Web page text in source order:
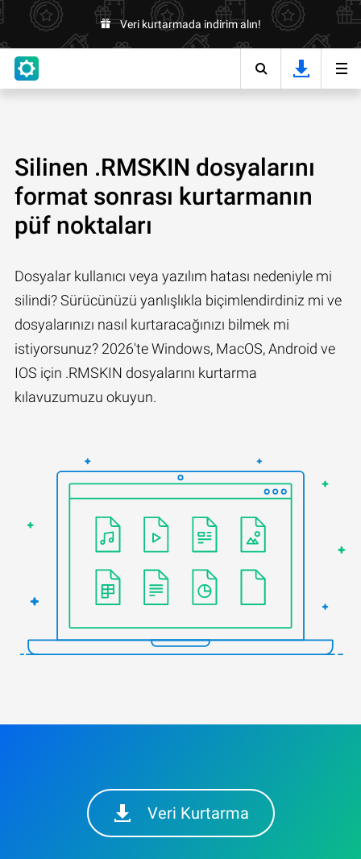
Veri kurtarmada indirim alın!
Silinen .RMSKIN dosyalarını
format sonrası kurtarmanın
püf noktaları
Dosyalar kullanıcı veya yazılım hatası nedeniyle mi
silindi? Sürücünüzü yanlışlıkla biçimlendirdiniz mi ve
dosyalarınızı nasıl kurtaracağınızı bilmek mi
istiyorsunuz? 2026'te Windows, MacOS, Android ve
IOS için .RMSKIN dosyalarını kurtarma
kılavuzumuzu okuyun.
Veri Kurtarma